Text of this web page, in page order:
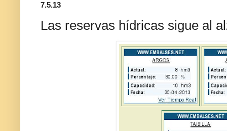
7.5.13
Las reservas hídricas sigue al